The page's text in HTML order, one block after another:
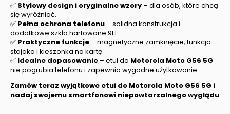
✅ Stylowy design i oryginalne wzory – dla osób, które chcą
się wyróżniać.
✅ Pełna ochrona telefonu – solidna konstrukcja i
dodatkowe szkło hartowane 9H.
✅ Praktyczne funkcje – magnetyczne zamknięcie, funkcja
stojaka i kieszonka na kartę.
✅ Idealne dopasowanie – etui do Motorola Moto G56 5G
nie pogrubia telefonu i zapewnia wygodne użytkowanie.
Zamów teraz wyjątkowe etui do Motorola Moto G56 5G i
nadaj swojemu smartfonowi niepowtarzalnego wyglądu